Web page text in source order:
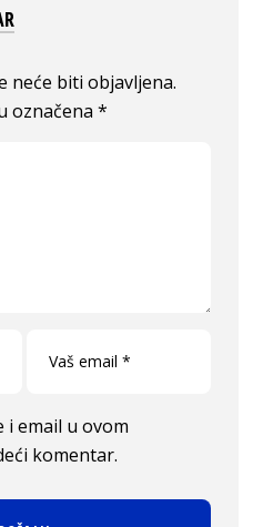
neće biti objavljena.
označena*
i email u ovom
komentar.